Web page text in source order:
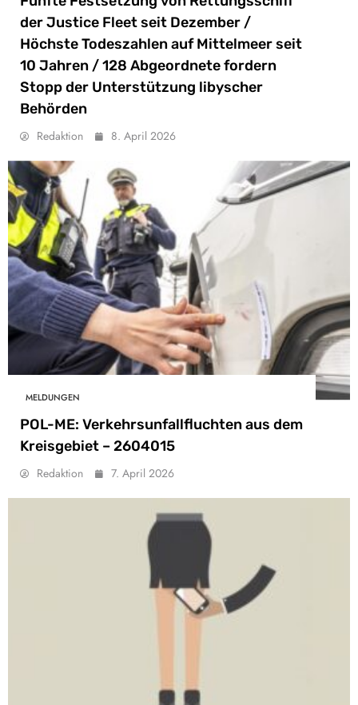
der Justice Fleet seit Dezember /
Höchste Todeszahlen auf Mittelmeer seit
10 Jahren / 128 Abgeordnete fordern
Stopp der Unterstützung libyscher
Behörden
Redaktion 8. April 2026
MELDUNGEN
POL-ME: Verkehrsunfallfluchten aus dem
Kreisgebiet – 2604015
Redaktion 7. April 2026